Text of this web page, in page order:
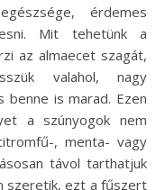
érdemes
Mit tehetünk a
az almaecet szagát,
valahol, nagy
benne is marad. Ezen
a szúnyogok nem
, menta- vagy
távol tarthatjuk
szeretik, ezt a fűszert